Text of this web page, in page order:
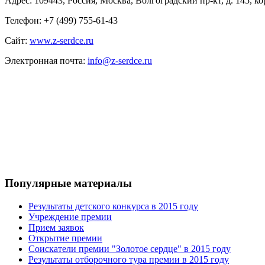
Телефон: +7 (499) 755-61-43
Сайт: www.z-serdce.ru
Электронная почта: info@z-serdce.ru
Популярные материалы
Результаты детского конкурса в 2015 году
Учреждение премии
Прием заявок
Открытие премии
Соискатели премии "Золотое сердце" в 2015 году
Результаты отборочного тура премии в 2015 году